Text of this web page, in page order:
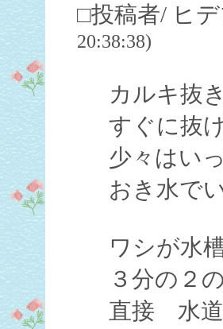
□投稿者/ ヒ
20:38:38)
カルキ抜
すぐに抜
少々はい
おき水で
ワシが水
３分の２
直接 水道